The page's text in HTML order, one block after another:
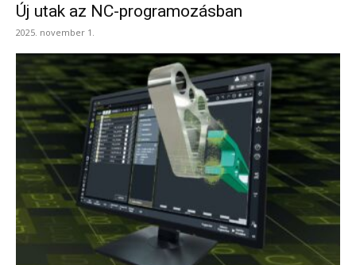
Új utak az NC-programozásban
2025. november 1.